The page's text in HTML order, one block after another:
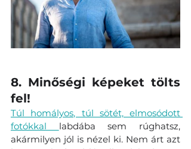
8. Minőségi képeket tölts
fel!
Túl homályos, túl sötét, elmosódott
fotókkal labdába sem rúghatsz,
akármilyen jól is nézel ki. Nem árt azt